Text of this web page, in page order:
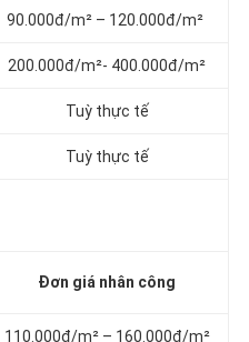
90.000đ/m² – 120.000đ/m²
200.000đ/m²- 400.000đ/m²
Tuỳ thực tế
Tuỳ thực tế
Đơn giá nhân công
110.000đ/m² – 160.000đ/m²